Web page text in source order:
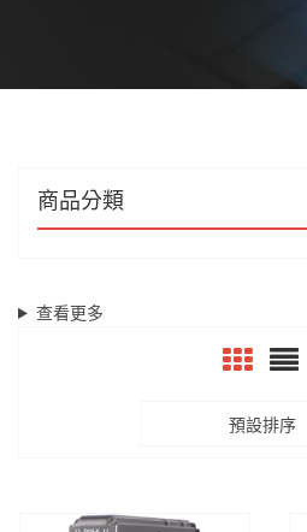
商品分類
查看更多
預設排序